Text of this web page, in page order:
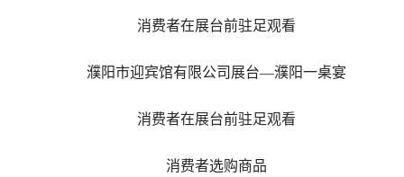
消费者在展台前驻足观看
濮阳市迎宾馆有限公司展台—濮阳一桌宴
消费者在展台前驻足观看
消费者选购商品